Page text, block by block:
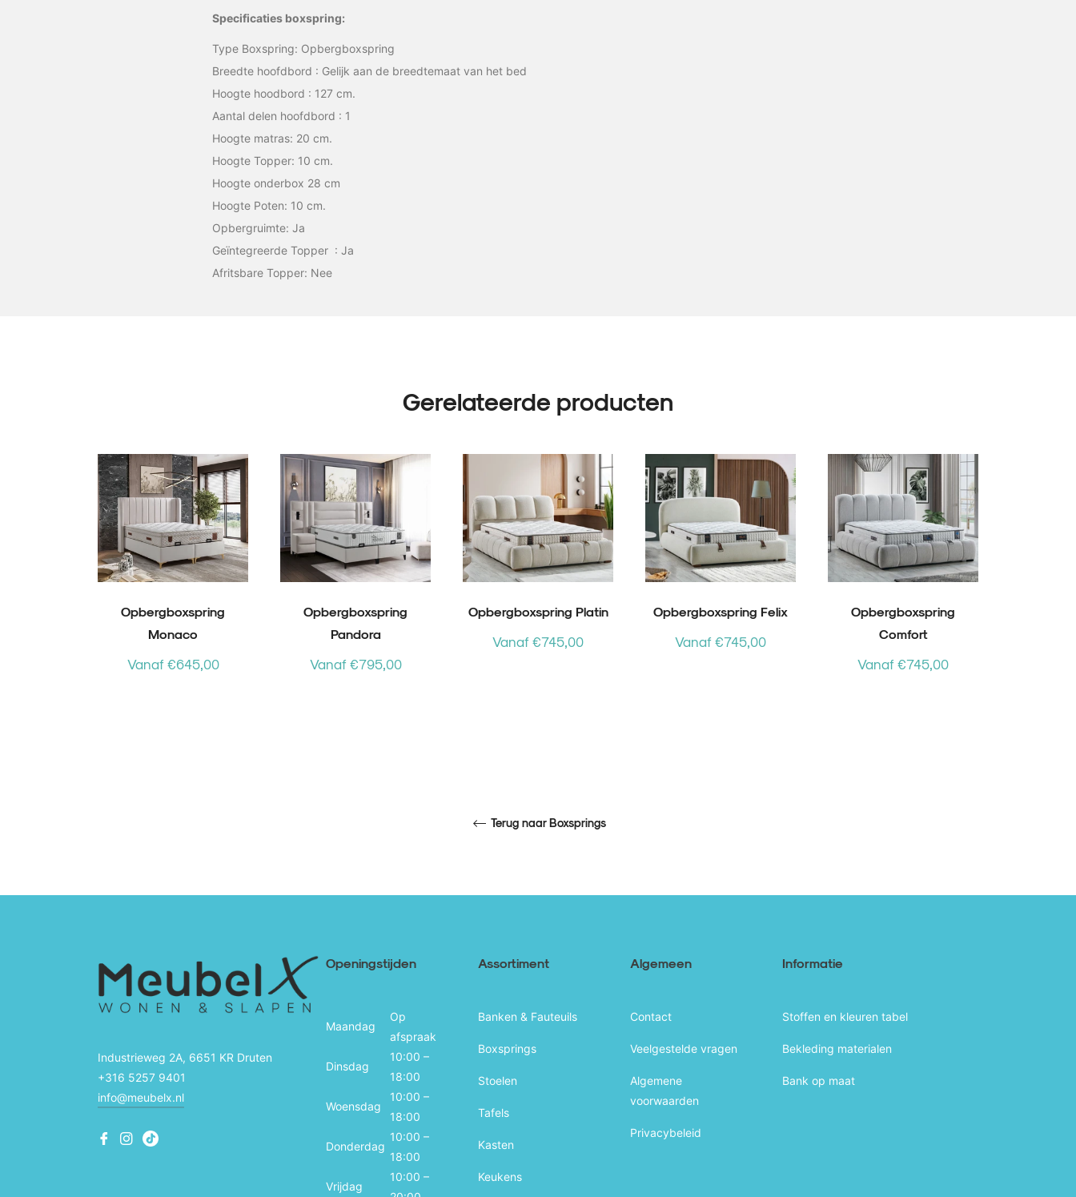
Specificaties boxspring:
Type Boxspring: Opbergboxspring
Breedte hoofdbord : Gelijk aan de breedtemaat van het bed
Hoogte hoodbord : 127 cm.
Aantal delen hoofdbord : 1
Hoogte matras: 20 cm.
Hoogte Topper: 10 cm.
Hoogte onderbox 28 cm
Hoogte Poten: 10 cm.
Opbergruimte: Ja
Geïntegreerde Topper : Ja
Afritsbare Topper: Nee
Gerelateerde producten
Opbergboxspring
Monaco
Vanaf €645,00
Opbergboxspring
Pandora
Vanaf €795,00
Opbergboxspring Platin
Vanaf €745,00
Opbergboxspring Felix
Vanaf €745,00
Opbergboxspring
Comfort
Vanaf €745,00
Terug naar Boxsprings
Industrieweg 2A, 6651 KR Druten
+316 5257 9401
info@meubelx.nl
Fb Ins Ins
Openingstijden
Maandag
Op
afspraak
Dinsdag
10:00 –
18:00
Woensdag
10:00 –
18:00
Donderdag
10:00 –
18:00
Vrijdag
10:00 –
Assortiment
Banken & Fauteuils
Boxsprings
Stoelen
Tafels
Kasten
Keukens
Algemeen
Contact
Veelgestelde vragen
Algemene
voorwaarden
Privacybeleid
Informatie
Stoffen en kleuren tabel
Bekleding materialen
Bank op maat